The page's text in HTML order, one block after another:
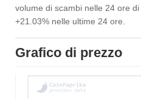
volume di scambi nelle 24 ore di
+21.03% nelle ultime 24 ore.
Grafico di prezzo